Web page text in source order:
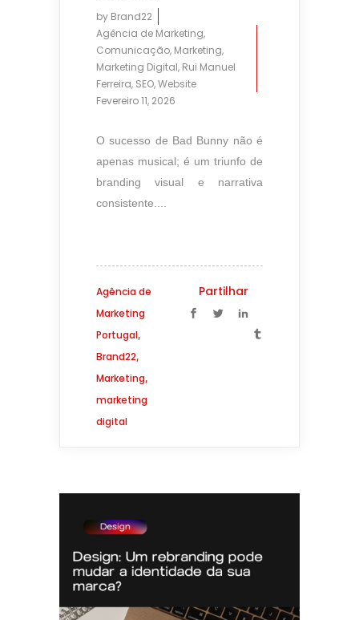
by Brand22
Agência de Marketing,
Comunicação, Marketing,
Marketing Digital, Rui Manuel
Ferreira, SEO,Website
Fevereiro 11, 2026
O sucesso de Bad Bunny não é
apenas musical; é um triunfo de
branding visual e narrativa
consistente....
Agência de
Marketing
Portugal,
Brand22,
Marketing,
marketing
digital
Partilhar